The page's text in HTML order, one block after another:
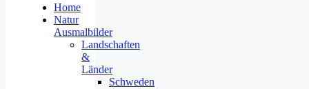
Home
Natur
Ausmalbilder
Landschaften
&
Länder
Schweden